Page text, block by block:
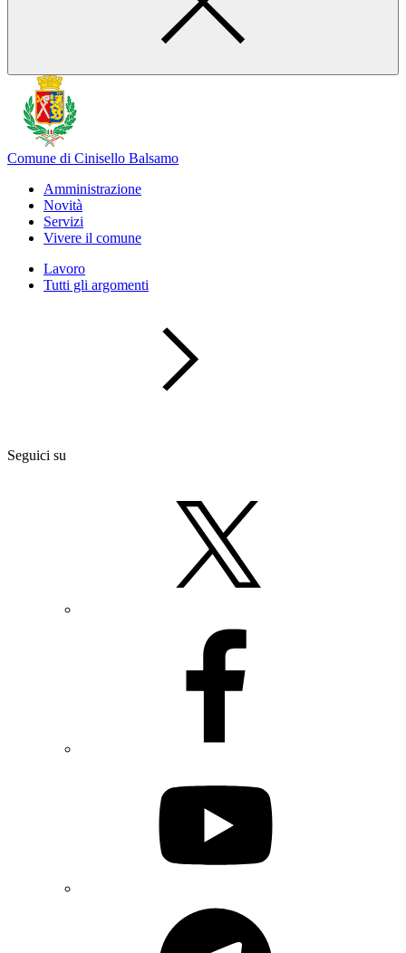
Comune di Cinisello Balsamo
Amministrazione
Novità
Servizi
Vivere il comune
Lavoro
Tutti gli argomenti
Seguici su